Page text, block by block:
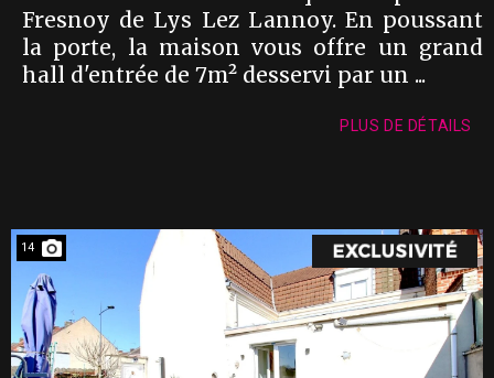
Fresnoy de Lys Lez Lannoy. En poussant
la porte, la maison vous offre un grand
hall d'entrée de 7m² desservi par un ...
PLUS DE DÉTAILS
14